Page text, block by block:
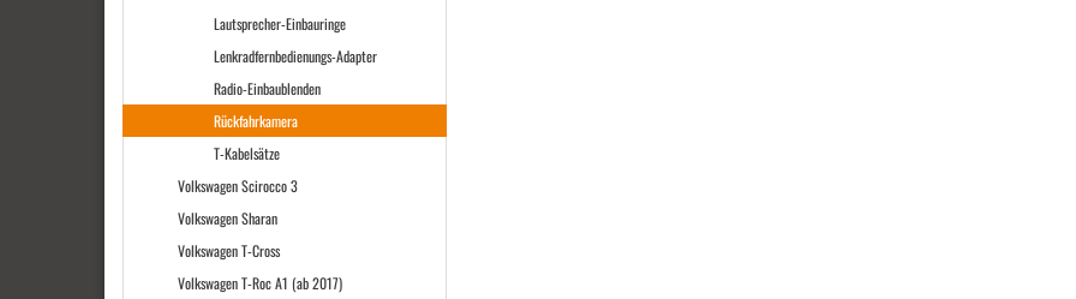
Lautsprecher-Einbauringe
Lenkradfernbedienungs-Adapter
Radio-Einbaublenden
Rückfahrkamera
T-Kabelsätze
Volkswagen Scirocco 3
Volkswagen Sharan
Volkswagen T-Cross
Volkswagen T-Roc A1 (ab 2017)